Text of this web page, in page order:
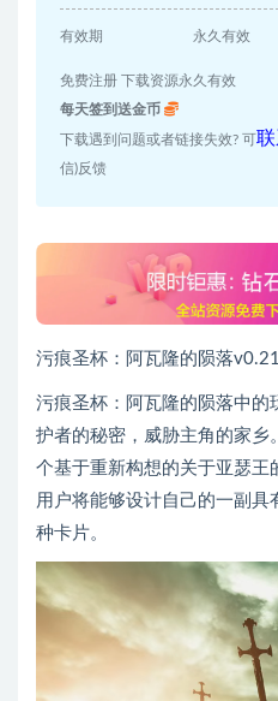
有效期 永久有效
免费注册 下载资源永久有效
每天签到送金币
下载遇到问题或者链接失效? 可
信)反馈
污痕圣杯：阿瓦隆的陨落
污痕圣杯：阿瓦隆的陨落中的
护者的秘密，威胁主角的家乡
个基于重新构想的关于亚瑟王
用户将能够设计自己的一副具
种卡片。